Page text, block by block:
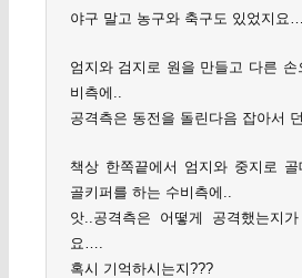
야구 말고 농구와 축구도 있었지요…
엄지와 검지로 원을 만들고 다른
비측에..
공격측은 동전을 돌린다음 잡아서
책상 한쪽끝에서 엄지와 중지로
골키퍼를 하는 수비측에..
앗..공격측은 어떻게 공격했는지
요….
혹시 기억하시는지???